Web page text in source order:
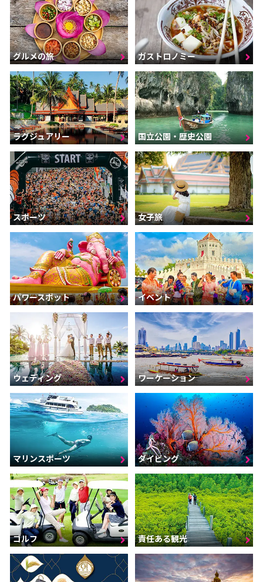
グルメの旅 ガストロノミー
ラグジュアリー 国立公園・歴史公園
スポーツ 女子旅
パワースポット イベント
ウェディング ワーケーション
マリンスポーツ ダイビング
ゴルフ 責任ある観光